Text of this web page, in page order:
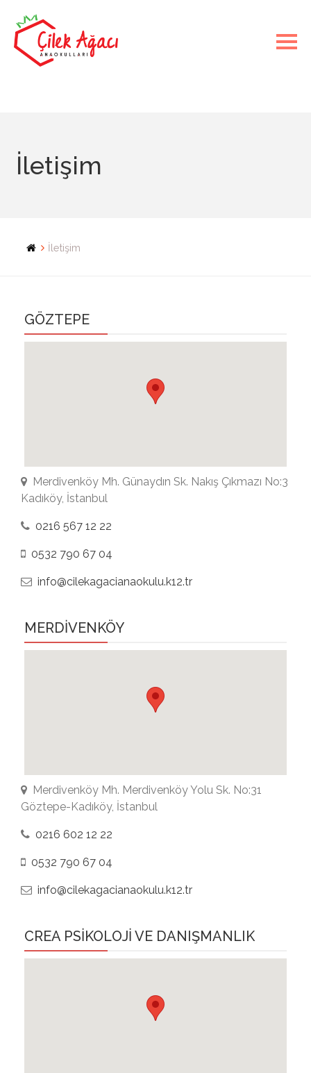
İletişim
İletişim
GÖZTEPE
Merdivenköy Mh. Günaydın Sk. Nakış Çıkmazı No:3
Kadıköy, İstanbul
0216 567 12 22
0532 790 67 04
info@cilekagacianaokulu.k12.tr
MERDİVENKÖY
Merdivenköy Mh. Merdivenköy Yolu Sk. No:31
Göztepe-Kadıköy, İstanbul
0216 602 12 22
0532 790 67 04
info@cilekagacianaokulu.k12.tr
CREA PSİKOLOJİ VE DANIŞMANLIK